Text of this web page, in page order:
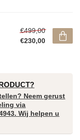
€499,00
€230,00
Neem gerust
via
Wij helpen u